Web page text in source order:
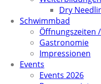
Dry
Schwimmbad
Öffnungszeiten
Gastronomie
Impressionen
Events
Events 2026